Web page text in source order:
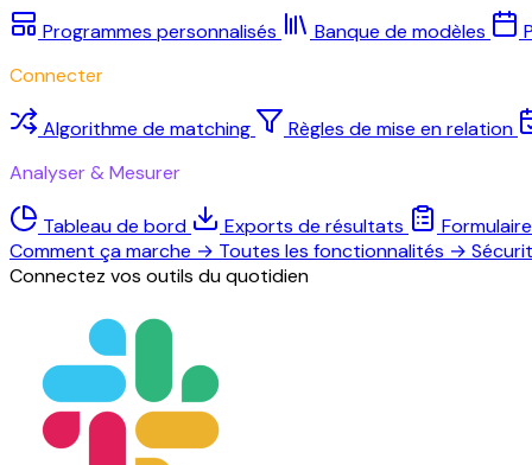
Programmes personnalisés Banque de modèles
Connecter
Algorithme de matching
Règles de mise en relation
Analyser & Mesurer
Tableau de bord Exports de résultats
Comment ça marche → Toutes les fonctionnalités →
Connectez vos outils du quotidien